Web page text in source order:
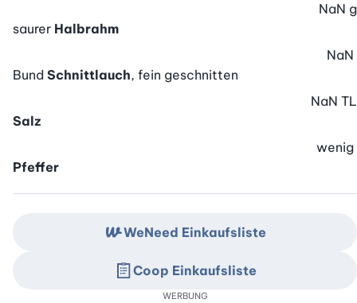
saurer Halbrahm
NaN g
Bund Schnittlauch, fein geschnitten
NaN
Salz
NaN TL
Pfeffer
wenig
WeNeed Einkaufsliste
Coop Einkaufsliste
WERBUNG